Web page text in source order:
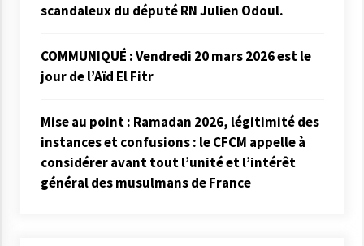
scandaleux du député RN Julien Odoul.
COMMUNIQUÉ : Vendredi 20 mars 2026 est le
jour de l’Aïd El Fitr
Mise au point : Ramadan 2026, légitimité des
instances et confusions : le CFCM appelle à
considérer avant tout l’unité et l’intérêt
général des musulmans de France